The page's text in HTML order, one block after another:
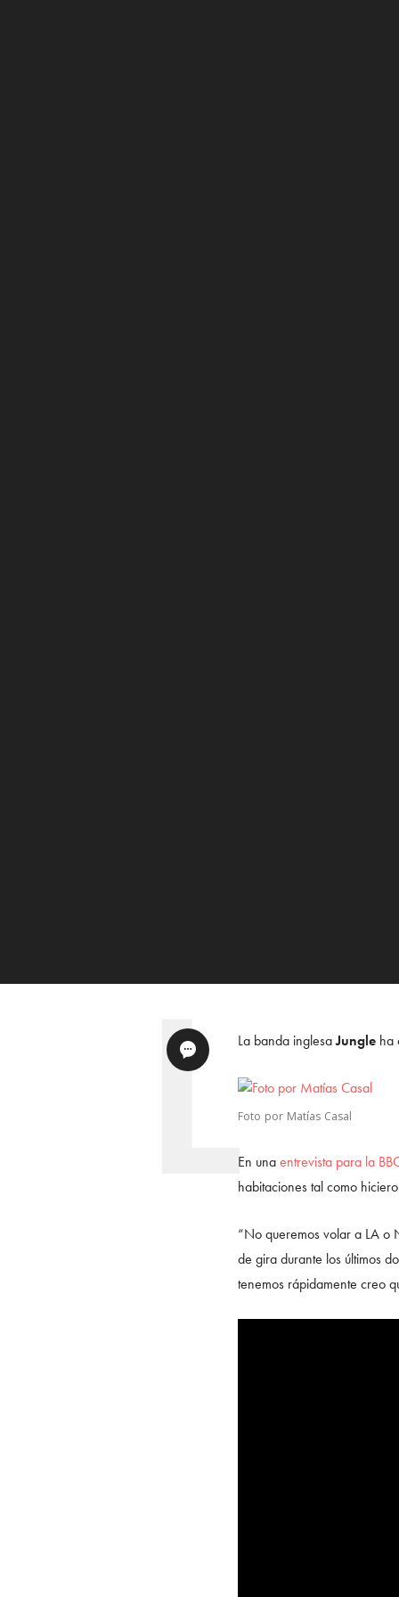
La banda inglesaJungle ha
Foto por Matías Casal
En unaentrevista para la
habitaciones tal como
“No queremos volar a LA o
de gira durante los últimos
tenemos rápidamente creo